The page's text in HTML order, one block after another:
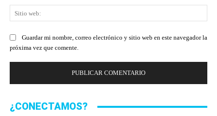
Guardar mi nombre, correo electrónico y sitio web en este navegador la
próxima vez que comente.
¿CONECTAMOS?